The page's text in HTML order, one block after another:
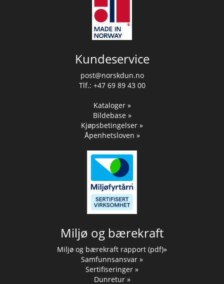
Kundeservice
post@norskdun.no
Tlf.: +47 69 89 43 00
Kataloger »
Bildebase »
Kjøpsbetingelser »
Åpenhetsloven »
Miljø og bærekraft
Miljø og bærekraft rapport (pdf)»
Samfunnsansvar »
Sertifiseringer »
Dunretur »